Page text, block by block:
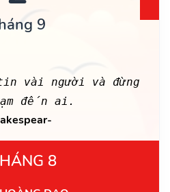
9
vài người và đừng
đến ai.
8